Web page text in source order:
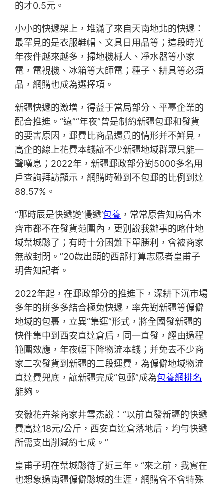
的才0.5元。
小小的快遞架上，堆滿了來自天南地北的快遞：
最罕見的是衣服鞋帽、文具日用品等；這段時光
年夜件越來越多，掃地機械人、凈水器等小家
電，電視機、冰箱等大師電；種子、耕具等必須
品，網購也成為選擇項。
新疆快遞的激增，得益于當局部分、平臺企業的
配合推進。“遠”“年夜”曾是制約新疆包郵和發貨
的要害原因，郵費比商品還貴的情形并不鮮見，
高企的線上花費本錢讓不少新疆地域群眾只能一
聲嘆息；2022年，新疆郵政部分對5000多名用
戶查詢拜訪顯示，網購時碰到不包郵的比例到達
88.57%。
“那時辰是快遞變‘慢遞’包養 ，常常原告知烏魯木
齊市都不在發貨范圍內，更別說我辦事的喀什地
域葉城縣了；有時十分困難下單勝利，會被商家
無故封閉。”20歲出頭的西部打算志愿者皇甫子
玥告知記者。
2022年起，在郵政部分的推進下，深耕下沉市場
多年的拼多多結合極兔快遞，率先對新疆等偏僻
地域的包裹，立異“集運”形式，將全國發新疆的
快件集中到西安直達倉后，同一直發，經由過程
範圍效應，年夜幅下降物流本錢；并免去不少商
家二次發貨到新疆的二段運費，為偏僻地域物流
直達費兜底，讓新疆完成“包郵”成為包養網排名
能夠。
安徽花卉茶商家井雪杰說：“以前直發新疆的快遞
費高達18元/公斤，西安直達倉落地后，均勻快遞
所需支出削減約七成。”
皇甫子玥在葉城縣待了近三年。“來之前，我實在
也想象過南疆偏僻縣城的生涯，網購會不會特殊